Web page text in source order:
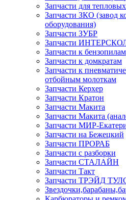
Запчасти для
Запчасти ЗКО (завод
оборудования)
Запчасти ЗУБР
Запчасти ИНТЕРСКОЛ
Запчасти к бензопилам
Запчасти к домкратам
Запчасти к
отбойным молоткам
Запчасти Керхер
Запчасти Кратон
Запчасти Макита
Запчасти Макита
Запчасти МИР-
Запчасти на Бежецкий
Запчасти ПРОРАБ
Запчасти с разборки
Запчасти СТАЛАЙН
Запчасти Такт
Запчасти ТРЭЙД